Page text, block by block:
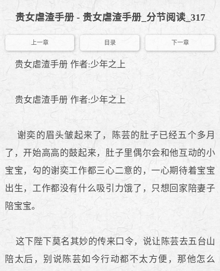
贵女虐渣手册 - 贵女虐渣手册_分节阅读_317
上一章 目录 下一章
贵女虐渣手册 作者:少年之上
贵女虐渣手册 作者:少年之上
谢奕的眉头皱起来了，陈芸的肚子已经五个多月
了，开始高高的鼓起来，肚子里偶尔会和他互动的小
宝宝，勾的谢奕工作都三心二意的，一心期待着宝宝
出生，工作都没有什么吸引力饿了，只想回家陪妻子
陪宝宝。
这下陛下莫名其妙的传来口令，说让陈芸去五台山
陪太后，别说陈芸如今行动都不太方便，那他怎么